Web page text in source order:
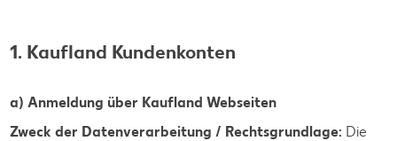
1. Kaufland Kundenkonten
a) Anmeldung über Kaufland Webseiten
Zweck der Datenverarbeitung / Rechtsgrundlage: Die